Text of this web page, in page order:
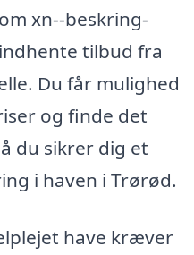
xn--beskring-
tilbud fra
Du får mulighed
og finde det
du sikrer dig et
i haven i Trørød.
have kræver